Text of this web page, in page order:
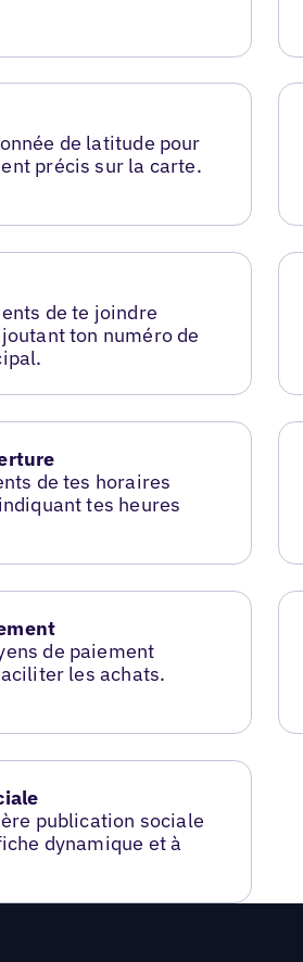
de latitude pour
précis sur la carte.
de te joindre
ton numéro de
de tes horaires
tes heures
de paiement
les achats.
publication sociale
dynamique et à